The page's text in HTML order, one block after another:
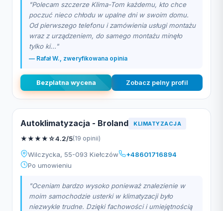
"Polecam szczerze Klima-Tom każdemu, kto chce
poczuć nieco chłodu w upalne dni w swoim domu.
Od pierwszego telefonu i zamówienia usługi montażu
wraz z urządzeniem, do samego montażu minęło
tylko ki..."
— Rafał W., zweryfikowana opinia
Bezplatna wycena Zobacz pelny profil
Autoklimatyzacja - Broland KLIMATYZACJA
★★★★☆4.2/5(19 opinii)
Wilczycka, 55-093 Kiełczów
+48601716894
Po umowieniu
"Oceniam bardzo wysoko ponieważ znalezienie w
moim samochodzie usterki w klimatyzacji było
niezwykle trudne. Dzięki fachowości i umiejętnością